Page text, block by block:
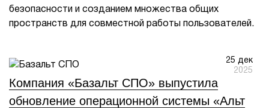
безопасности и созданием множества общих
пространств для совместной работы пользователей.
25 дек
2025
Компания «Базальт СПО» выпустила
обновление операционной системы «Альт